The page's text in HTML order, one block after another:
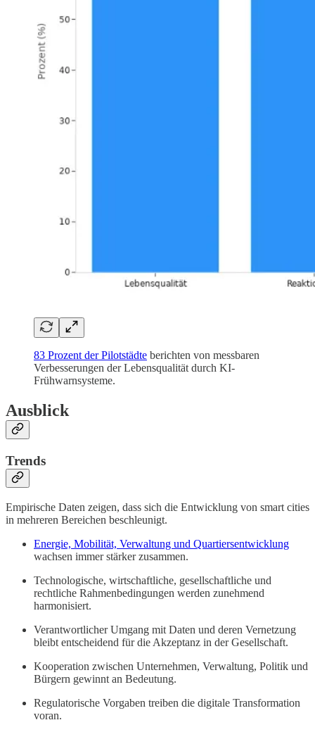
83 Prozent der Pilotstädte berichten von messbaren
Verbesserungen der Lebensqualität durch KI-
Frühwarnsysteme.
Ausblick
Trends
Empirische Daten zeigen, dass sich die Entwicklung von smart cities
in mehreren Bereichen beschleunigt.
Energie, Mobilität, Verwaltung und Quartiersentwicklung
wachsen immer stärker zusammen.
Technologische, wirtschaftliche, gesellschaftliche und
rechtliche Rahmenbedingungen werden zunehmend
harmonisiert.
Verantwortlicher Umgang mit Daten und deren Vernetzung
bleibt entscheidend für die Akzeptanz in der Gesellschaft.
Kooperation zwischen Unternehmen, Verwaltung, Politik und
Bürgern gewinnt an Bedeutung.
Regulatorische Vorgaben treiben die digitale Transformation
voran.